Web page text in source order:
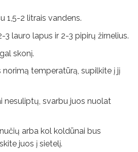
1,5-2 litrais vandens.
3 lauro lapus ir 2-3 pipirų žirnelius.
skonį.
norimą temperatūrą, supilkite į jį
nesuliptų, svarbu juos nuolat
arba kol koldūnai bus
juos į sietelį.